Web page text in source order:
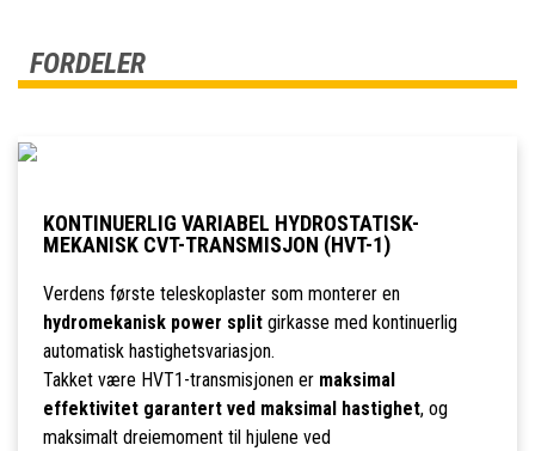
FORDELER
KONTINUERLIG VARIABEL HYDROSTATISK-
MEKANISK CVT-TRANSMISJON (HVT-1)
Verdens første teleskoplaster som monterer en
hydromekanisk power splitgirkasse med kontinuerlig
automatisk hastighetsvariasjon.
Takket være HVT1-transmisjonen er maksimal
effektivitet garantert ved maksimal hastighet, og
maksimalt dreiemoment til hjulene ved